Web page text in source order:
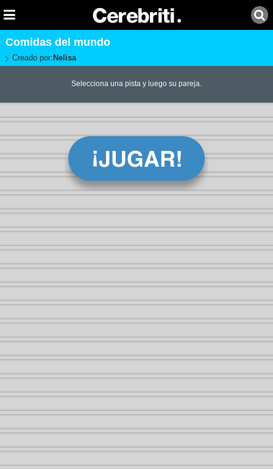
Comidas del mundo
Creado por: Nelisa
Selecciona una pista y luego su pareja.